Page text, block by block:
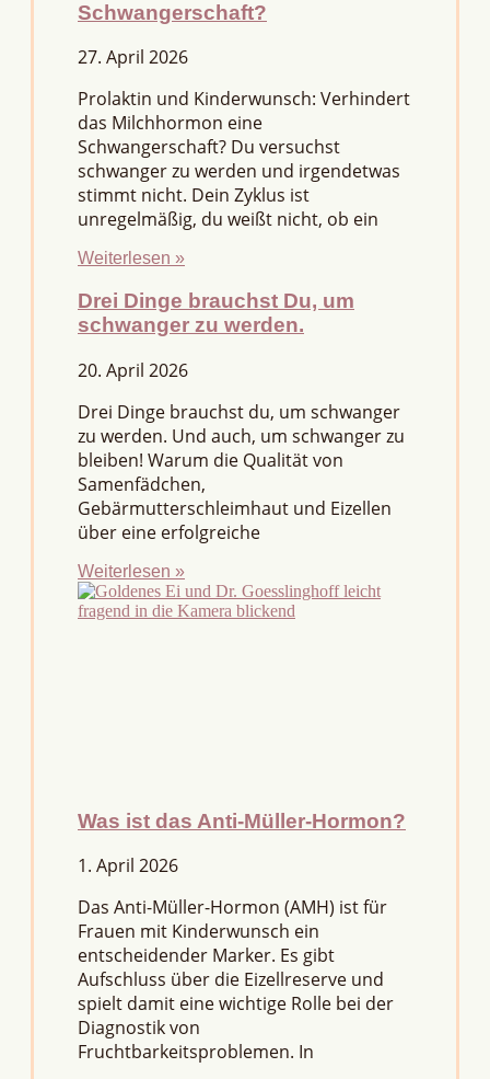
Schwangerschaft?
27. April 2026
Prolaktin und Kinderwunsch: Verhindert
das Milchhormon eine
Schwangerschaft? Du versuchst
schwanger zu werden und irgendetwas
stimmt nicht. Dein Zyklus ist
unregelmäßig, du weißt nicht, ob ein
Weiterlesen »
Drei Dinge brauchst Du, um
schwanger zu werden.
20. April 2026
Drei Dinge brauchst du, um schwanger
zu werden. Und auch, um schwanger zu
bleiben! Warum die Qualität von
Samenfädchen,
Gebärmutterschleimhaut und Eizellen
über eine erfolgreiche
Weiterlesen »
Was ist das Anti-Müller-Hormon?
1. April 2026
Das Anti-Müller-Hormon (AMH) ist für
Frauen mit Kinderwunsch ein
entscheidender Marker. Es gibt
Aufschluss über die Eizellreserve und
spielt damit eine wichtige Rolle bei der
Diagnostik von
Fruchtbarkeitsproblemen. In